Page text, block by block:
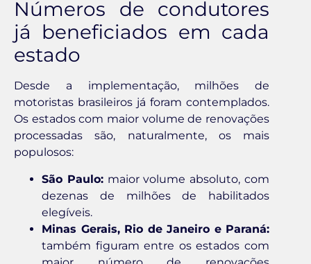
Números de condutores
já beneficiados em cada
estado
Desde a implementação, milhões de
motoristas brasileiros já foram contemplados.
Os estados com maior volume de renovações
processadas são, naturalmente, os mais
populosos:
São Paulo:maior volume absoluto, com
dezenas de milhões de habilitados
elegíveis.
Minas Gerais, Rio de Janeiro e Paraná:
também figuram entre os estados com